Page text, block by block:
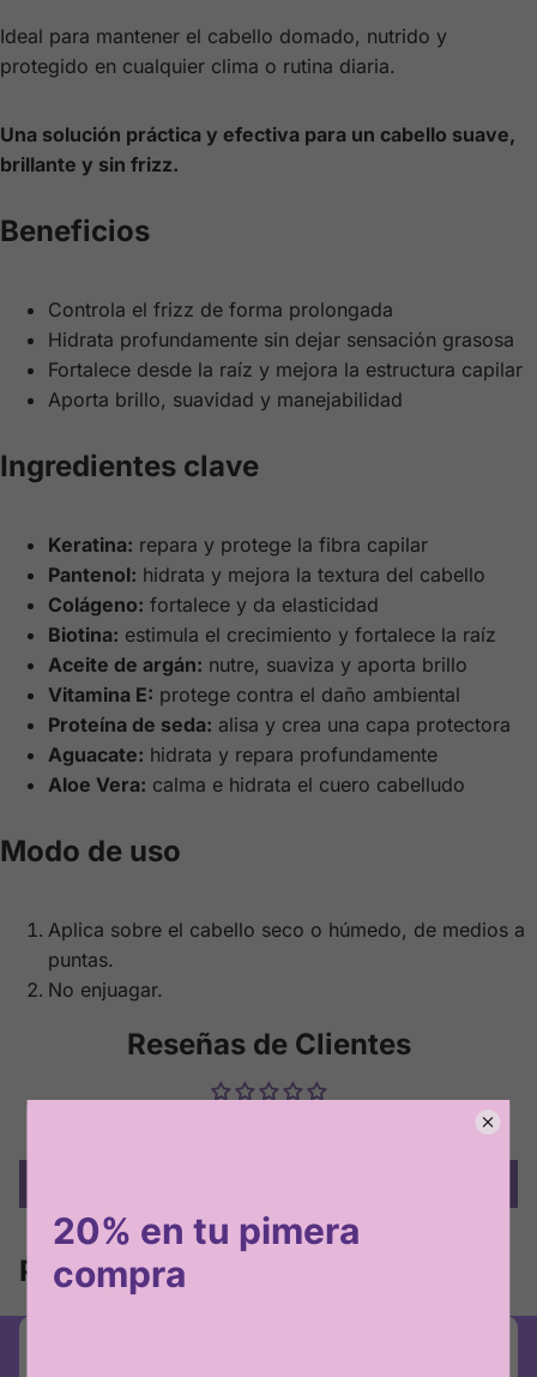
Ideal para mantener el cabello domado, nutrido y
protegido en cualquier clima o rutina diaria.
Una solución práctica y efectiva para un cabello suave,
brillante y sin frizz.
Beneficios
Controla el frizz de forma prolongada
Hidrata profundamente sin dejar sensación grasosa
Fortalece desde la raíz y mejora la estructura capilar
Aporta brillo, suavidad y manejabilidad
Ingredientes clave
Keratina: repara y protege la fibra capilar
Pantenol: hidrata y mejora la textura del cabello
Colágeno: fortalece y da elasticidad
Biotina: estimula el crecimiento y fortalece la raíz
Aceite de argán: nutre, suaviza y aporta brillo
Vitamina E: protege contra el daño ambiental
Proteína de seda: alisa y crea una capa protectora
Aguacate: hidrata y repara profundamente
Aloe Vera: calma e hidrata el cuero cabelludo
Modo de uso
Aplica sobre el cabello seco o húmedo, de medios a
puntas.
No enjuagar.
Reseñas de Clientes
Productos relacionados